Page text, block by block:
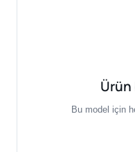
Ürün
Bu model için